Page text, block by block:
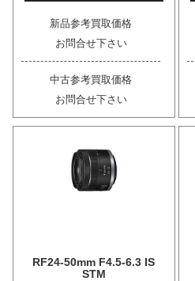
新品参考買取価格
お問合せ下さい
中古参考買取価格
お問合せ下さい
RF24-50mm F4.5-6.3 IS
STM